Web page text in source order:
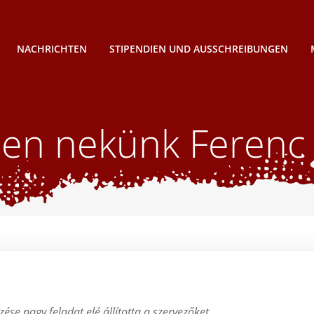
NACHRICHTEN STIPENDIEN UND AUSSCHREIBUNGEN
nekünk Ferenc